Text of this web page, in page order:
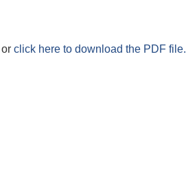
or click here to download the PDF file.